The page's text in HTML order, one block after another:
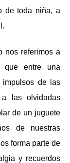
de toda niña, a
nos referimos a
que entre una
impulsos de las
a las olvidadas
de un juguete
de nuestras
forma parte de
y recuerdos